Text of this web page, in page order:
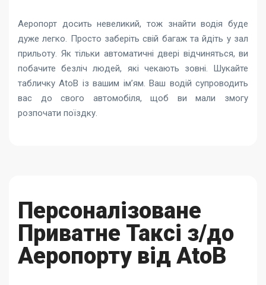
Аеропорт досить невеликий, тож знайти водія буде
дуже легко. Просто заберіть свій багаж та йдіть у зал
прильоту. Як тільки автоматичні двері відчиняться, ви
побачите безліч людей, які чекають зовні. Шукайте
табличку AtoB із вашим ім’ям. Ваш водій супроводить
вас до свого автомобіля, щоб ви мали змогу
розпочати поїздку.
Персоналізоване
Приватне Таксі з/до
Аеропорту від AtoB